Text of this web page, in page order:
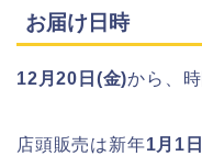
お届け日時
12月20日(金)から、
店頭販売は新年1月1